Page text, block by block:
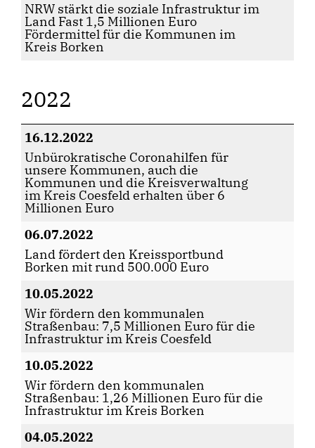
NRW stärkt die soziale Infrastruktur im
Land Fast 1,5 Millionen Euro
Fördermittel für die Kommunen im
Kreis Borken
2022
16.12.2022
Unbürokratische Coronahilfen für
unsere Kommunen, auch die
Kommunen und die Kreisverwaltung
im Kreis Coesfeld erhalten über 6
Millionen Euro
06.07.2022
Land fördert den Kreissportbund
Borken mit rund 500.000 Euro
10.05.2022
Wir fördern den kommunalen
Straßenbau: 7,5 Millionen Euro für die
Infrastruktur im Kreis Coesfeld
10.05.2022
Wir fördern den kommunalen
Straßenbau: 1,26 Millionen Euro für die
Infrastruktur im Kreis Borken
04.05.2022